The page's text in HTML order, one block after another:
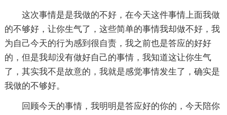
这次事情是是我做的不好，在今天这件事情上面我做
的不够好，让你生气了，这些简单的事情我却做不好，我
为自己今天的行为感到很自责，我之前也是答应的好好
的，但是我却没有做好自己的事情，我知道这让你生气
了，其实我不是故意的，我就是感觉事情发生了，确实是
我做的不够好。
回顾今天的事情，我明明是答应好的你的，今天陪你